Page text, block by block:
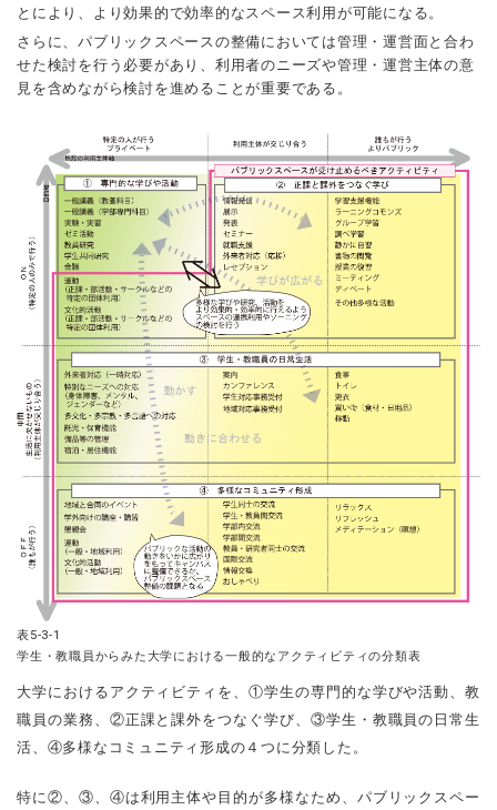
とにより、より効果的で効率的なスペース利用が可能になる。
さらに、パブリックスペースの整備においては管理・運営面と合わ
せた検討を行う必要があり、利用者のニーズや管理・運営主体の意
見を含めながら検討を進めることが重要である。
表5-3-1
学生・教職員からみた大学における一般的なアクティビティの分類表
大学におけるアクティビティを、①学生の専門的な学びや活動、教
職員の業務、②正課と課外をつなぐ学び、③学生・教職員の日常生
活、④多様なコミュニティ形成の４つに分類した。
特に②、③、④は利用主体や目的が多様なため、パブリックスペー